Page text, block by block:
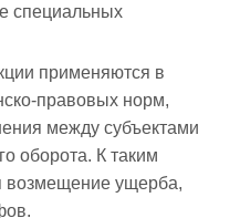
специальных
применяются в
правовых норм,
между субъектами
оборота. К таким
возмещение ущерба,